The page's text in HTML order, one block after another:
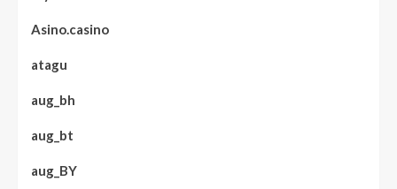
Asino.casino
atagu
aug_bh
aug_bt
aug_BY